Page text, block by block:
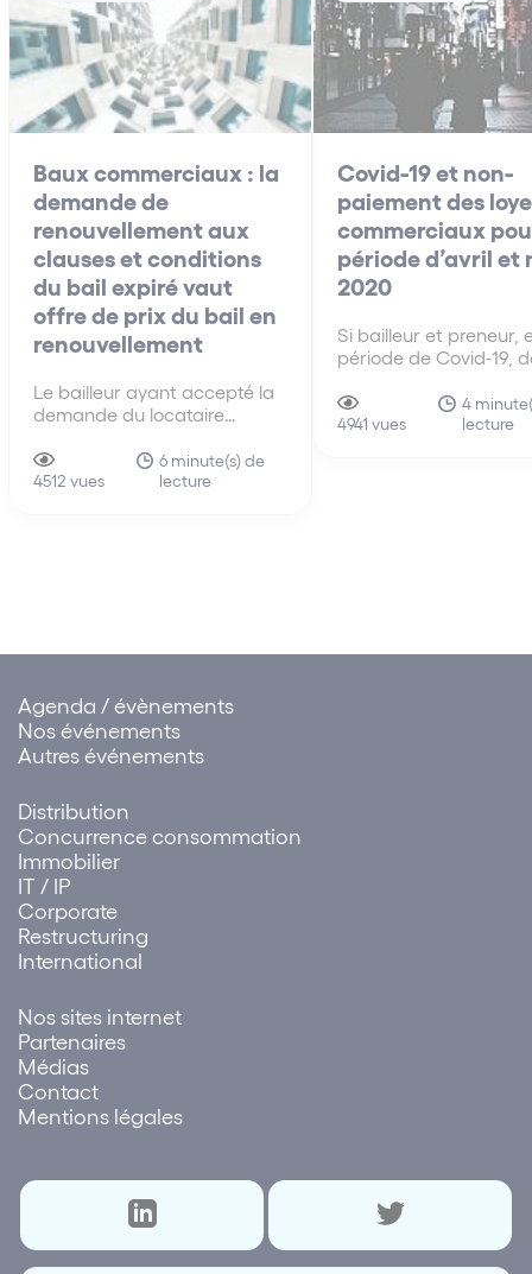
Baux commerciaux : la
demande de
renouvellement aux
clauses et conditions
du bail expiré vaut
offre de prix du bail en
renouvellement
Le bailleur ayant accepté la
demande du locataire
aux clauses et conditions du
précédent bail, la demande
4512 vues
6 minute(s) de
lecture
Covid-19 et non-
paiement des
commerciaux
période d’avril et
2020
Si bailleur et preneur,
période de Covid-19,
sur la nécessité
les modalités
4941 vues
4
lecture
Agenda / évènements
Nos événements
Autres événements
Distribution
Concurrence consommation
Immobilier
IT / IP
Corporate
Restructuring
International
Nos sites internet
Partenaires
Médias
Contact
Mentions légales